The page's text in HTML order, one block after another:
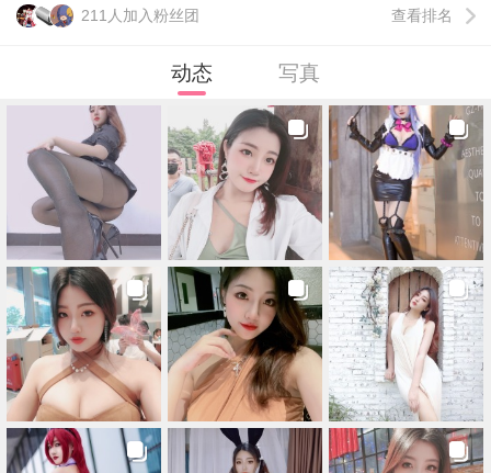
211人加入粉丝团 查看排名
动态 写真